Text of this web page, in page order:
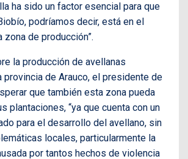
ha sido un factor esencial para que
podríamos decir, está en el
de producción”.
la producción de avellanas
provincia de Arauco, el presidente de
que también esta zona pueda
plantaciones, “ya que cuenta con un
para el desarrollo del avellano, sin
locales, particularmente la
por tantos hechos de violencia